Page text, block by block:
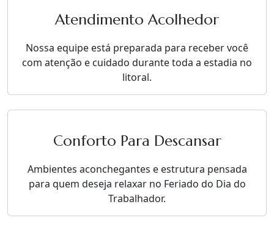
Atendimento Acolhedor
Nossa equipe está preparada para receber você
com atenção e cuidado durante toda a estadia no
litoral.
Conforto Para Descansar
Ambientes aconchegantes e estrutura pensada
para quem deseja relaxar no Feriado do Dia do
Trabalhador.